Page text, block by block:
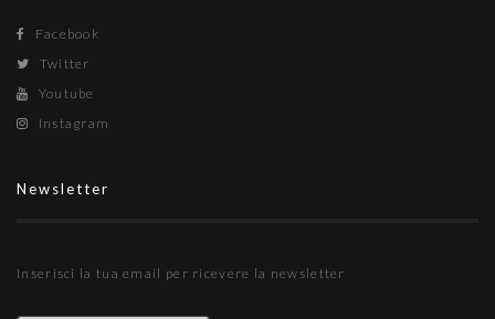
Facebook
Twitter
Youtube
Instagram
Newsletter
Inserisci la tua email per ricevere la newsletter